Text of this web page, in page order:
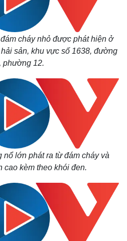
cháy nhỏ được phát hiện ở
sản, khu vực số 1638, đường
phường 12.
nổ lớn phát ra từ đám cháy và
cao kèm theo khói đen.